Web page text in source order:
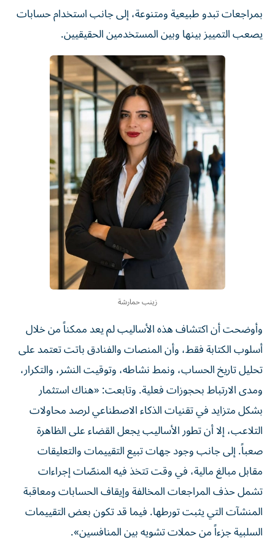
بمراجعات تبدو طبيعية ومتنوعة، إلى جانب استخدام حسابات
يصعب التمييز بينها وبين المستخدمين الحقيقيين.
زينب حمارشة
وأوضحت أن اكتشاف هذه الأساليب لم يعد ممكناً من خلال
أسلوب الكتابة فقط، وأن المنصات والفنادق باتت تعتمد على
تحليل تاريخ الحساب، ونمط نشاطه، وتوقيت النشر، والتكرار،
ومدى الارتباط بحجوزات فعلية. وتابعت: «هناك استثمار
بشكل متزايد في تقنيات الذكاء الاصطناعي لرصد محاولات
التلاعب، إلا أن تطور الأساليب يجعل القضاء على الظاهرة
صعباً. إلى جانب وجود جهات تبيع التقييمات والتعليقات
مقابل مبالغ مالية، في وقت تتخذ فيه المنصّات إجراءات
تشمل حذف المراجعات المخالفة وإيقاف الحسابات ومعاقبة
المنشآت التي يثبت تورطها. فيما قد تكون بعض التقييمات
السلبية جزءاً من حملات تشويه بين المنافسين».